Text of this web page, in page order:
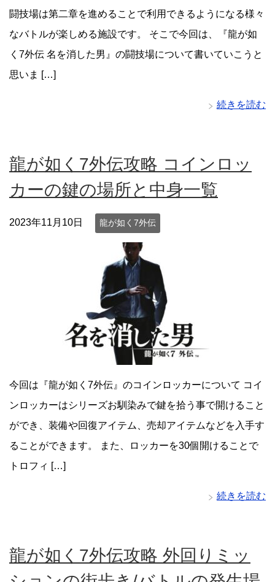
闘技場は第二章を進めることで利用できるようになる様々
なバトルが楽しめる施設です。 そこで今回は、『龍が如
く7外伝 名を消した男』の闘技場について書いていこうと
思いま […]
続きを読む
龍が如く7外伝攻略 コインロッ
カーの鍵の場所と中身一覧
2023年11月10日 龍が如く7外伝
今回は『龍が如く7外伝』のコインロッカーについて コイ
ンロッカーはシリーズお馴染みで鍵を拾う事で開けること
ができ、装備や回復アイテム、売却アイテムなどを入手す
ることができます。 また、ロッカーを30個開けることで
トロフィ […]
続きを読む
龍が如く7外伝攻略 外回りミッ